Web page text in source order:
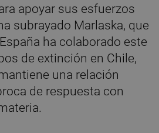
apoyar sus esfuerzos
subrayado Marlaska, que
ha colaborado este
de extinción en Chile,
una relación
de respuesta con